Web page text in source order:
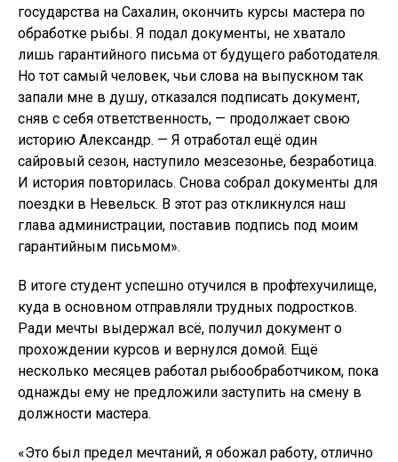
государства на Сахалин, окончить курсы мастера по
обработке рыбы. Я подал документы, не хватало
лишь гарантийного письма от будущего работодателя.
Но тот самый человек, чьи слова на выпускном так
запали мне в душу, отказался подписать документ,
сняв с себя ответственность, — продолжает свою
историю Александр. — Я отработал ещё один
сайровый сезон, наступило мезсезонье, безработица.
И история повторилась. Снова собрал документы для
поездки в Невельск. В этот раз откликнулся наш
глава администрации, поставив подпись под моим
гарантийным письмом».
В итоге студент успешно отучился в профтехучилище,
куда в основном отправляли трудных подростков.
Ради мечты выдержал всё, получил документ о
прохождении курсов и вернулся домой. Ещё
несколько месяцев работал рыбообработчиком, пока
однажды ему не предложили заступить на смену в
должности мастера.
«Это был предел мечтаний, я обожал работу, отлично